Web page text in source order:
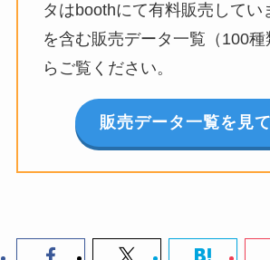
タはboothにて有料販売してい
を含む販売データ一覧（100
らご覧ください。
販売データ一覧を見